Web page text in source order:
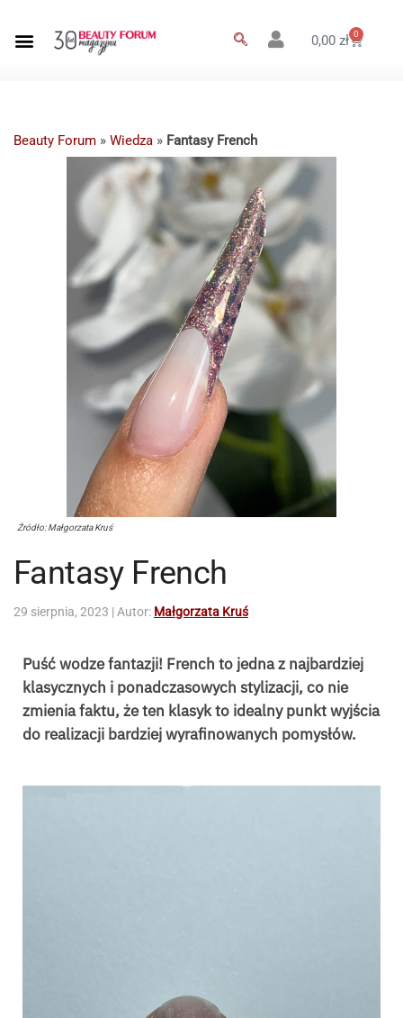
0,00zł 0
Beauty Forum » Wiedza » Fantasy French
Źródło: Małgorzata Kruś
Fantasy French
29 sierpnia, 2023 | Autor: Małgorzata Kruś
Puść wodze fantazji! French to jedna z najbardziej
klasycznych i ponadczasowych stylizacji, co nie
zmienia faktu, że ten klasyk to idealny punkt wyjścia
do realizacji bardziej wyrafinowanych pomysłów.